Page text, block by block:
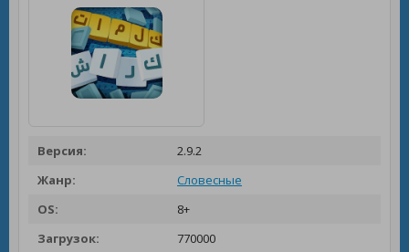
Версия:
2.9.2
Жанр:
Словесные
OS:
8+
Загрузок:
770000